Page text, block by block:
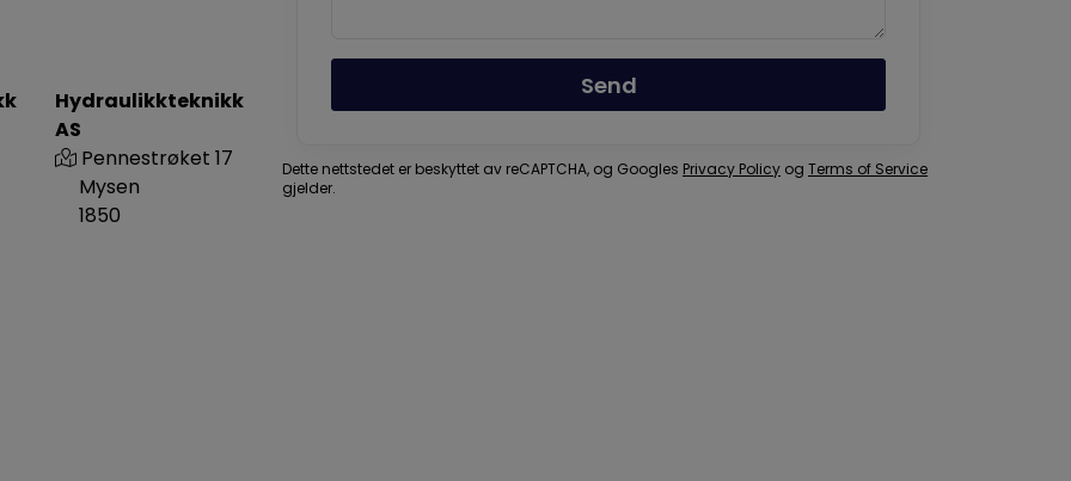
Hydraulikkteknikk
AS
Pennestrøket 17
Mysen
1850
Send
Dette nettstedet er beskyttet av reCAPTCHA, og Googles Privacy Policy og Terms of Service
gjelder.